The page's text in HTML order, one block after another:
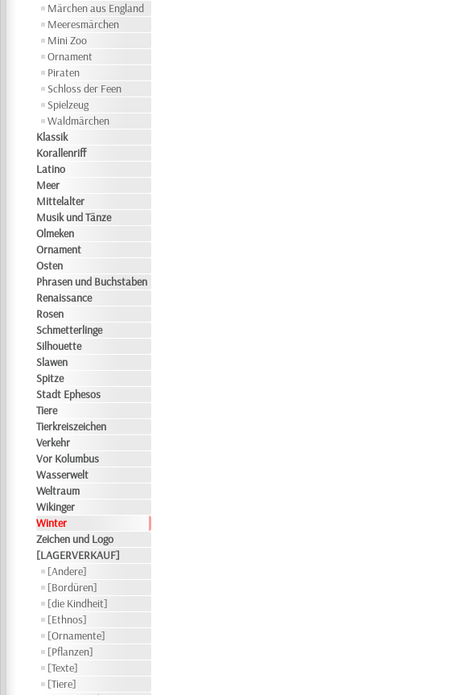
Märchen aus England
Meeresmärchen
Mini Zoo
Ornament
Piraten
Schloss der Feen
Spielzeug
Waldmärchen
Klassik
Korallenriff
Latino
Meer
Mittelalter
Musik und Tänze
Olmeken
Ornament
Osten
Phrasen und Buchstaben
Renaissance
Rosen
Schmetterlinge
Silhouette
Slawen
Spitze
Stadt Ephesos
Tiere
Tierkreiszeichen
Verkehr
Vor Kolumbus
Wasserwelt
Weltraum
Wikinger
Winter
Zeichen und Logo
[LAGERVERKAUF]
[Andere]
[Bordüren]
[die Kindheit]
[Ethnos]
[Ornamente]
[Pflanzen]
[Texte]
[Tiere]